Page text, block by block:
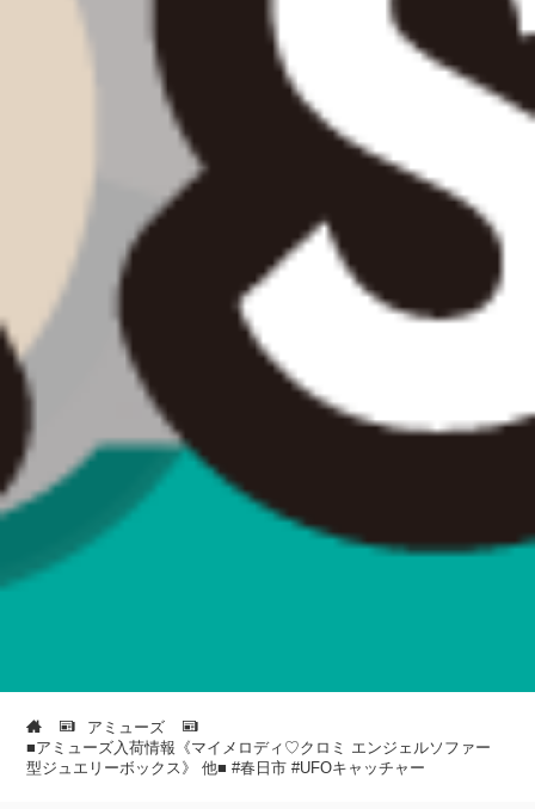
アミューズ
■アミューズ入荷情報《マイメロディ♡クロミ エンジェルソファー
型ジュエリーボックス》 他■ ‎⁦‪#春日市‬⁩ ‎⁦‪#UFOキャッチャー